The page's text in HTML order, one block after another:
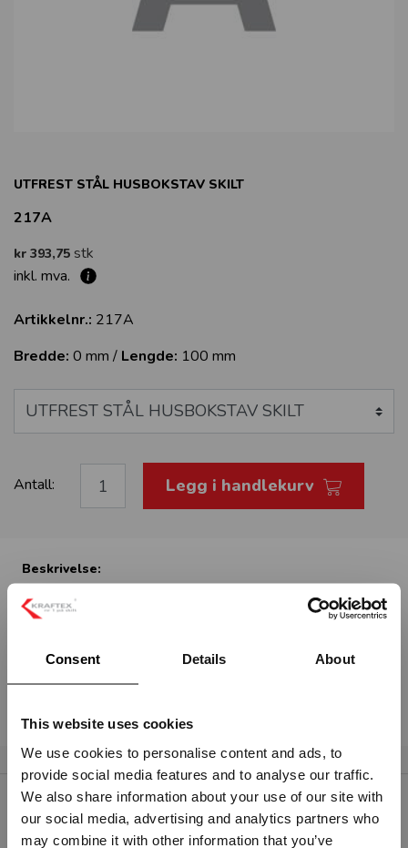
Consent Details About
This website uses cookies
We use cookies to personalise content and ads, to
provide social media features and to analyse our traffic.
We also share information about your use of our site with
our social media, advertising and analytics partners who
may combine it with other information that you’ve
UTFREST STÅL HUSBOKSTAV SKILT
217A
kr 393,75 stk
inkl. mva.
Artikkelnr.: 217A
Bredde: 0 mm / Lengde: 100 mm
Antall: Legg i handlekurv
Beskrivelse:
UTFREST STÅL HUSBOKSTAV SKILT
Festes med skruer og plugger (medfølger).
RELATERTE PRODUKTER
Vennligst velg portal